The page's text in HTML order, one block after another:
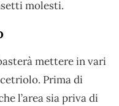
molesti.
mettere in vari
Prima di
l’area sia priva di